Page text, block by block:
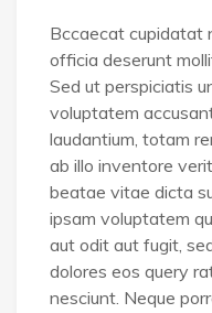
Bccaecat cupidatat
officia deserunt
Sed ut perspiciatis
voluptatem
laudantium, totam
ab illo inventore
beatae vitae dicta
ipsam voluptatem
aut odit aut fugit,
dolores eos query
nesciunt. Neque